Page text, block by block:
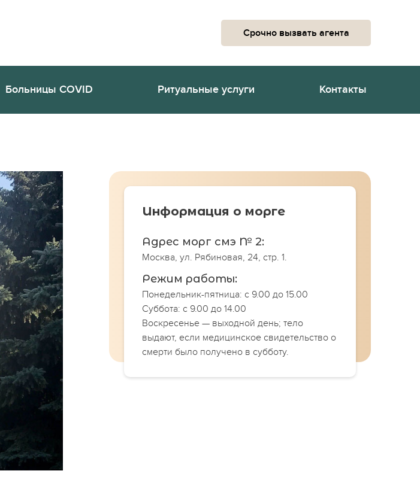
Срочно вызвать агента
Больницы COVID Ритуальные услуги Контакты
Информация о морге
Адрес морг смэ № 2:
Москва, ул. Рябиновая, 24, стр. 1.
Режим работы:
Понедельник-пятница: с 9.00 до 15.00
Суббота: с 9.00 до 14.00
Воскресенье — выходной день; тело
выдают, если медицинское свидетельство о
смерти было получено в субботу.